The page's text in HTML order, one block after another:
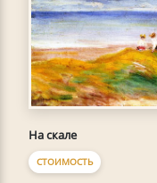
На скале
СТОИМОСТЬ